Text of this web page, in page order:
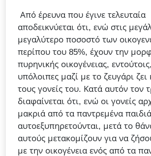
Από έρευνα που έγινε τελευταία
αποδεικνύεται ότι, ενώ στις
μεγαλύτερο ποσοστό των
περίπου του 85%, έχουν την
πυρηνικής οικογένειας,
υπόλοιπες μαζί με το ζευγάρι
τους γονείς του. Κατά αυτόν τον
διαφαίνεται ότι, ενώ οι γονείς
μακριά από τα παντρεμένα
αυτοεξυπηρετούνται, μετά το
αυτούς μετακομίζουν για να
με την οικογένεια ενός από τα